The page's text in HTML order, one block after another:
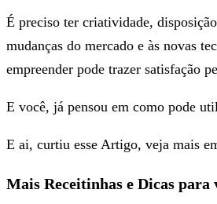
É preciso ter criatividade,
mudanças do mercado e às novas
empreender pode trazer satisfação
E você, já pensou em como pode
E ai, curtiu esse Artigo, veja mais
Mais Receitinhas e Dicas